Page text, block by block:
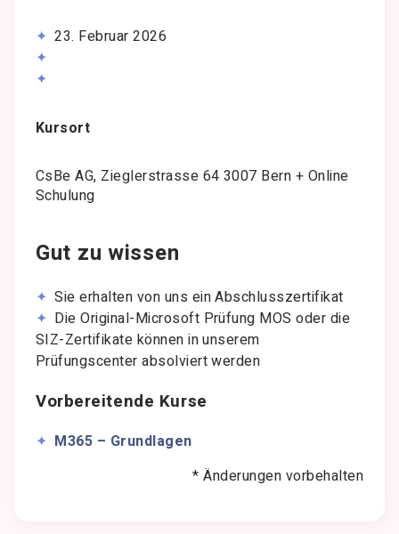
23. Februar 2026
Kursort
CsBe AG, Zieglerstrasse 64 3007 Bern + Online
Schulung
Gut zu wissen
Sie erhalten von uns ein Abschlusszertifikat
Die Original-Microsoft Prüfung MOS oder die
SIZ-Zertifikate können in unserem
Prüfungscenter absolviert werden
Vorbereitende Kurse
M365 – Grundlagen
* Änderungen vorbehalten